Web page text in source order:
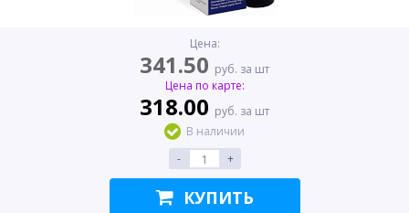
Цена:
341.50 руб. за шт
Цена по карте:
318.00 руб. за шт
В наличии
-
+
КУПИТЬ